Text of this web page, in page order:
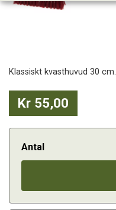
Klassiskt kvasthuvud 30 cm.
Kr 55,00
Antal